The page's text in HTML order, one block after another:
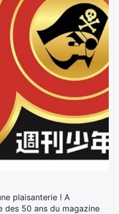
plaisanterie ! A
des 50 ans du magazine